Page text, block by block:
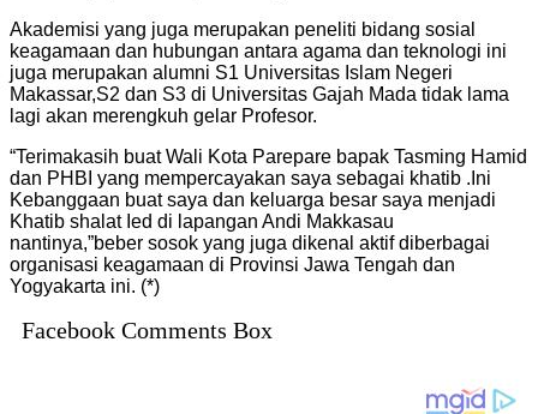
Akademisi yang juga merupakan peneliti bidang sosial
keagamaan dan hubungan antara agama dan teknologi ini
juga merupakan alumni S1 Universitas Islam Negeri
Makassar,S2 dan S3 di Universitas Gajah Mada tidak lama
lagi akan merengkuh gelar Profesor.
“Terimakasih buat Wali Kota Parepare bapak Tasming Hamid
dan PHBI yang mempercayakan saya sebagai khatib .Ini
Kebanggaan buat saya dan keluarga besar saya menjadi
Khatib shalat Ied di lapangan Andi Makkasau
nantinya,”beber sosok yang juga dikenal aktif diberbagai
organisasi keagamaan di Provinsi Jawa Tengah dan
Yogyakarta ini. (*)
Facebook Comments Box